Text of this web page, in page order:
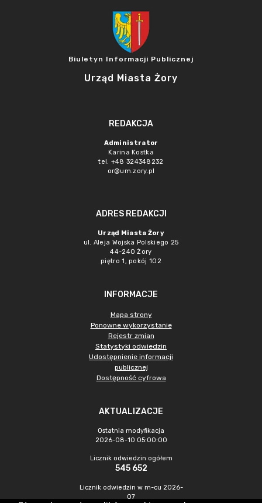
Biuletyn Informacji Publicznej
Urząd Miasta Żory
REDAKCJA
Administrator
Karina Kostka
tel. +48 324348232
or@um.zory.pl
ADRES REDAKCJI
Urząd Miasta Żory
ul. Aleja Wojska Polskiego 25
44-240 Żory
piętro 1, pokój 102
INFORMACJE
Mapa strony
Ponowne wykorzystanie
Rejestr zmian
Statystyki odwiedzin
Udostępnienie informacji
publicznej
Dostępność cyfrowa
AKTUALIZACJE
Ostatnia modyfikacja
2026-08-10 05:00:00
Licznik odwiedzin ogółem
545 652
Licznik odwiedzin w m-cu 2026-
07